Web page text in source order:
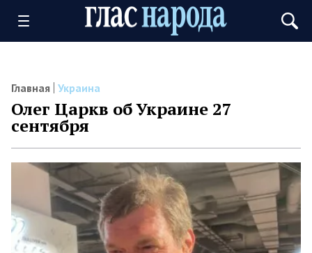
Главная Украина
Олег Царкв об Украине 27
сентября